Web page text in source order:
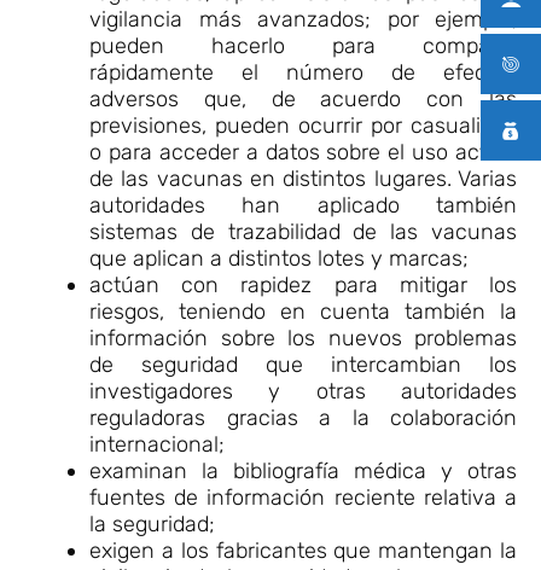
vigilancia más avanzados; por ejemplo,
pueden hacerlo para comparar
rápidamente el número de efectos
adversos que, de acuerdo con las
previsiones, pueden ocurrir por casualidad
o para acceder a datos sobre el uso actual
de las vacunas en distintos lugares. Varias
autoridades han aplicado también
sistemas de trazabilidad de las vacunas
que aplican a distintos lotes y marcas;
actúan con rapidez para mitigar los
riesgos, teniendo en cuenta también la
información sobre los nuevos problemas
de seguridad que intercambian los
investigadores y otras autoridades
reguladoras gracias a la colaboración
internacional;
examinan la bibliografía médica y otras
fuentes de información reciente relativa a
la seguridad;
exigen a los fabricantes que mantengan la